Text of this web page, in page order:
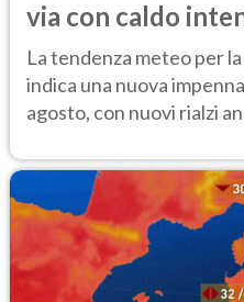
via con caldo
temporale
La tendenza meteo per
indica una nuova
agosto, con nuovi rialzi